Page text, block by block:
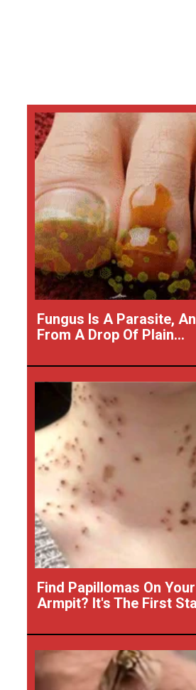
Fungus Is A Parasite,
From A Drop Of Plain...
Find Papillomas On
Armpit? It's The First